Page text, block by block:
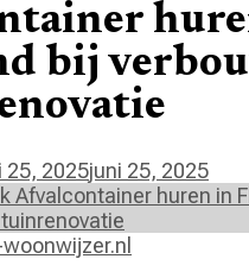
bij
25, 2025juni 25, 2025
Afvalcontainer huren in